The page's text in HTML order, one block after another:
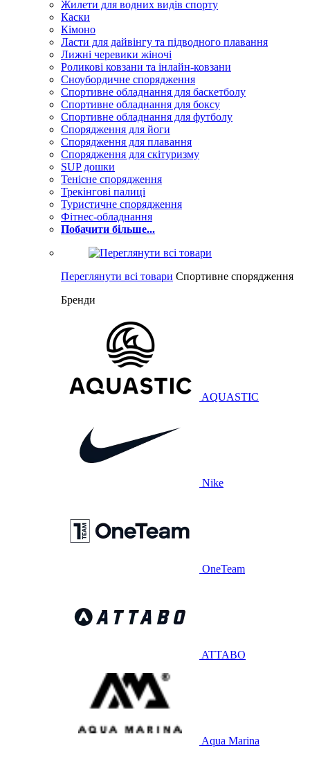
Жилети для водних видів спорту
Каски
Кімоно
Ласти для дайвінгу та підводного плавання
Лижні черевики жіночі
Роликові ковзани та інлайн-ковзани
Сноубордичне спорядження
Спортивне обладнання для баскетболу
Спортивне обладнання для боксу
Спортивне обладнання для футболу
Спорядження для йоги
Спорядження для плавання
Спорядження для скітуризму
SUP дошки
Тенісне спорядження
Трекінгові палиці
Туристичне спорядження
Фітнес-обладнання
Побачити більше...
Переглянути всі товари Спортивне спорядження
Бренди
AQUASTIC
Nike
OneTeam
ATTABO
Aqua Marina